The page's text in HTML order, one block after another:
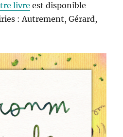
livre est disponible
: Autrement, Gérard,